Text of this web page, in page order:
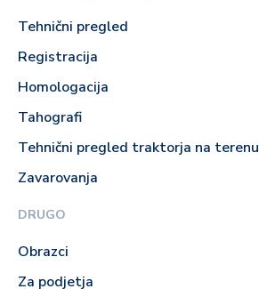
Tehnični pregled
Registracija
Homologacija
Tahografi
Tehnični pregled traktorja na terenu
Zavarovanja
DRUGO
Obrazci
Za podjetja